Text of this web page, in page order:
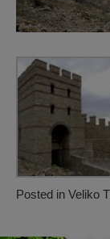
Posted in Veliko